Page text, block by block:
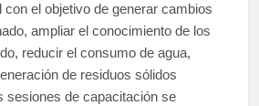
el objetivo de generar cambios
ampliar el conocimiento de los
reducir el consumo de agua,
de residuos sólidos
sesiones de capacitación se